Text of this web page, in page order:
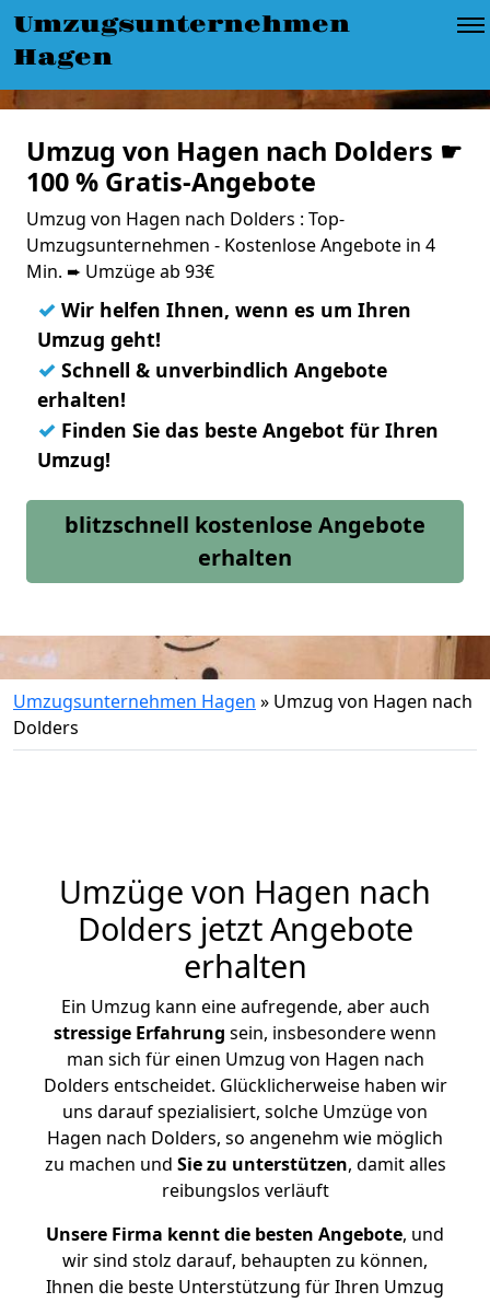
Umzugsunternehmen
Hagen
Umzug von Hagen nach Dolders ☛
100 % Gratis-Angebote
Umzug von Hagen nach Dolders : Top-
Umzugsunternehmen - Kostenlose Angebote in 4
Min. ➨ Umzüge ab 93€
✓ Wir helfen Ihnen, wenn es um Ihren
Umzug geht!
✓ Schnell & unverbindlich Angebote
erhalten!
✓ Finden Sie das beste Angebot für Ihren
Umzug!
blitzschnell kostenlose Angebote
erhalten
Umzugsunternehmen Hagen » Umzug von Hagen nach
Dolders
Umzüge von Hagen nach
Dolders jetzt Angebote
erhalten
Ein Umzug kann eine aufregende, aber auch
stressige Erfahrung sein, insbesondere wenn
man sich für einen Umzug von Hagen nach
Dolders entscheidet. Glücklicherweise haben wir
uns darauf spezialisiert, solche Umzüge von
Hagen nach Dolders, so angenehm wie möglich
zu machen und Sie zu unterstützen, damit alles
reibungslos verläuft
Unsere Firma kennt die besten Angebote, und
wir sind stolz darauf, behaupten zu können,
Ihnen die beste Unterstützung für Ihren Umzug